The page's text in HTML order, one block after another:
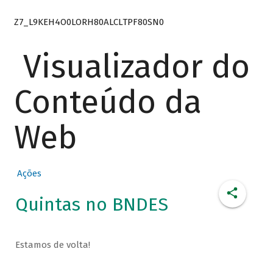
Z7_L9KEH4O0LORH80ALCLTPF80SN0
Visualizador do
Conteúdo da
Web
Ações
Quintas no BNDES
Estamos de volta!